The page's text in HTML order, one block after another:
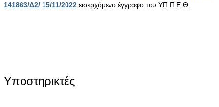
141863/Δ2/ 15/11/2022 εισερχόμενο έγγραφο του ΥΠ.Π.Ε.Θ.
Υποστηρικτές